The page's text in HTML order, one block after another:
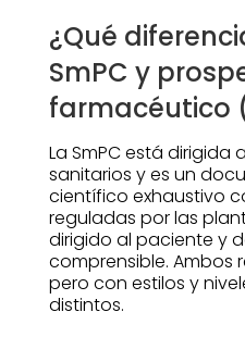
¿Qué
SmPC y
farmacéutico
La SmPC está dirigida
sanitarios y es un
científico exhaustivo
reguladas por las
dirigido al paciente y
comprensible. Ambos
pero con estilos y
distintos.